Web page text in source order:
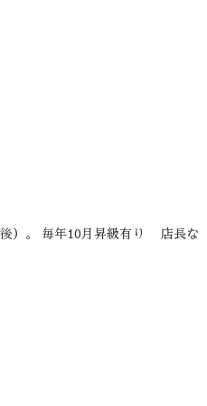
後）。 毎年10月昇級有り 店長な